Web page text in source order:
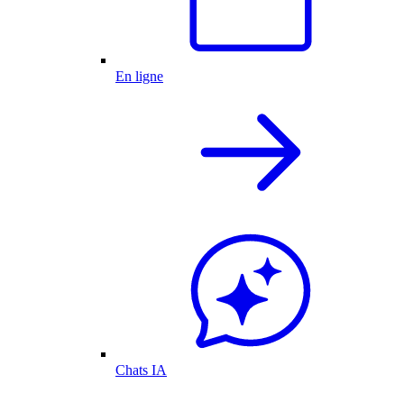
En ligne
Chats IA